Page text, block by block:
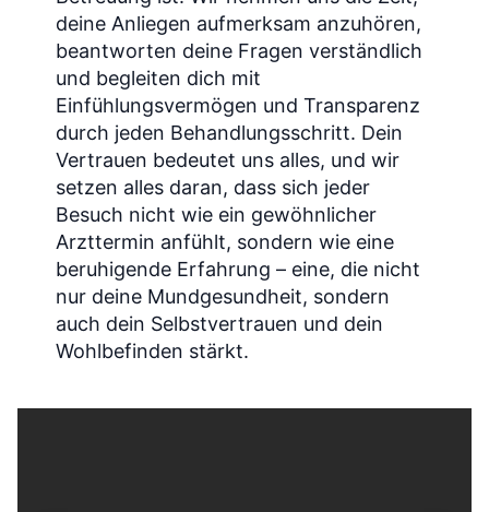
deine Anliegen aufmerksam anzuhören,
beantworten deine Fragen verständlich
und begleiten dich mit
Einfühlungsvermögen und Transparenz
durch jeden Behandlungsschritt. Dein
Vertrauen bedeutet uns alles, und wir
setzen alles daran, dass sich jeder
Besuch nicht wie ein gewöhnlicher
Arzttermin anfühlt, sondern wie eine
beruhigende Erfahrung – eine, die nicht
nur deine Mundgesundheit, sondern
auch dein Selbstvertrauen und dein
Wohlbefinden stärkt.